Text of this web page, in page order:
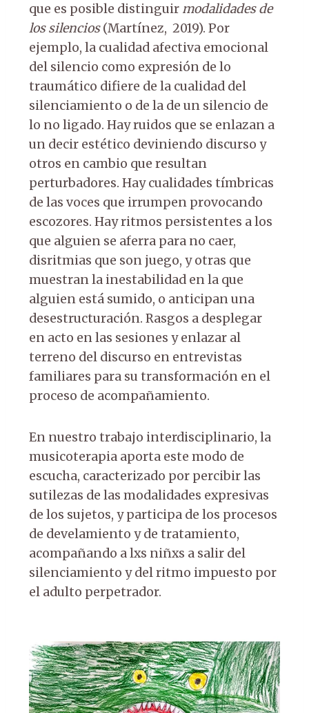
que es posible distinguir modalidades de
los silencios(Martínez, 2019). Por
ejemplo, la cualidad afectiva emocional
del silencio como expresión de lo
traumático difiere de la cualidad del
silenciamiento o de la de un silencio de
lo no ligado. Hay ruidos que se enlazan a
un decir estético deviniendo discurso y
otros en cambio que resultan
perturbadores. Hay cualidades tímbricas
de las voces que irrumpen provocando
escozores. Hay ritmos persistentes a los
que alguien se aferra para no caer,
disritmias que son juego, y otras que
muestran la inestabilidad en la que
alguien está sumido, o anticipan una
desestructuración. Rasgos a desplegar
en acto en las sesiones y enlazar al
terreno del discurso en entrevistas
familiares para su transformación en el
proceso de acompañamiento.
En nuestro trabajo interdisciplinario, la
musicoterapia aporta este modo de
escucha, caracterizado por percibir las
sutilezas de las modalidades expresivas
de los sujetos, y participa de los procesos
de develamiento y de tratamiento,
acompañando a lxs niñxs a salir del
silenciamiento y del ritmo impuesto por
el adulto perpetrador.